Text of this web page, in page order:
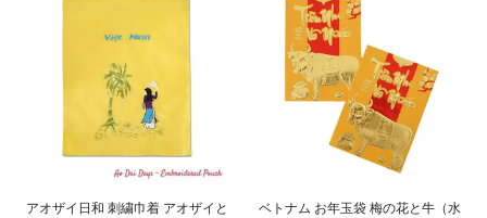
アオザイ日和 刺繍巾着 アオザイと
ベトナム お年玉袋 梅の花と牛（水